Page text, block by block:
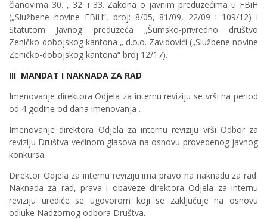
članovima 30. , 32. i 33. Zakona o javnim preduzećima u FBiH
(„Službene novine FBiH“, broj: 8/05, 81/09, 22/09 i 109/12) i
Statutom Javnog preduzeća „Šumsko-privredno društvo
Zeničko-dobojskog kantona „ d.o.o. Zavidovići („Službene novine
Zeničko-dobojskog kantona“ broj 12/17).
III MANDAT I NAKNADA ZA RAD
Imenovanje direktora Odjela za internu reviziju se vrši na period
od 4 godine od dana imenovanja .
Imenovanje direktora Odjela za internu reviziju vrši Odbor za
reviziju Društva većinom glasova na osnovu provedenog javnog
konkursa.
Direktor Odjela za internu reviziju ima pravo na naknadu za rad.
Naknada za rad, prava i obaveze direktora Odjela za internu
reviziju urediće se ugovorom koji se zaključuje na osnovu
odluke Nadzornog odbora Društva.